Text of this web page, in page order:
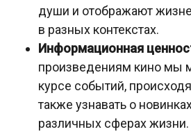
души и отображают
в разных контекстах.
Информационная
произведениям кино мы
курсе событий,
также узнавать о
различных сферах